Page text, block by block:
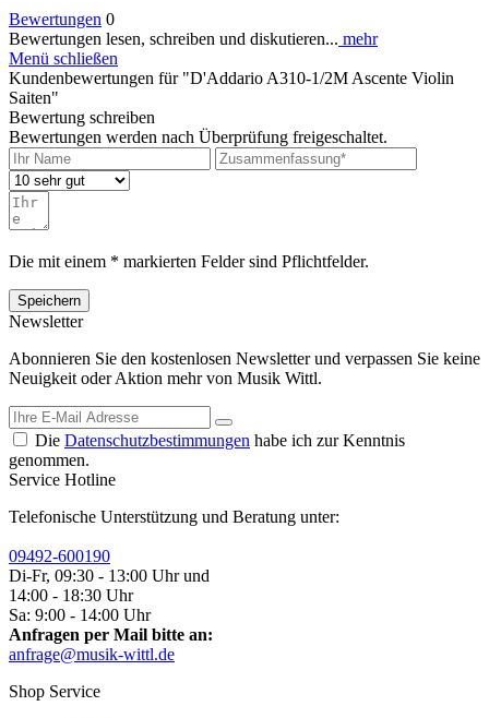
Bewertungen 0
Bewertungen lesen, schreiben und diskutieren... mehr
Menü schließen
Kundenbewertungen für "D'Addario A310-1/2M Ascente Violin
Saiten"
Bewertung schreiben
Bewertungen werden nach Überprüfung freigeschaltet.
Die mit einem * markierten Felder sind Pflichtfelder.
Speichern
Newsletter
Abonnieren Sie den kostenlosen Newsletter und verpassen Sie keine
Neuigkeit oder Aktion mehr von Musik Wittl.
Die Datenschutzbestimmungen habe ich zur Kenntnis
genommen.
Service Hotline
Telefonische Unterstützung und Beratung unter:
09492-600190
Di-Fr, 09:30 - 13:00 Uhr und
14:00 - 18:30 Uhr
Sa: 9:00 - 14:00 Uhr
Anfragen per Mail bitte an:
anfrage@musik-wittl.de
Shop Service